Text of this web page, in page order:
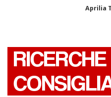
Aprilia
RICERCHE